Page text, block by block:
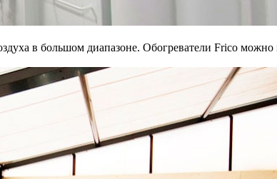
в большом диапазоне. Обогреватели Frico